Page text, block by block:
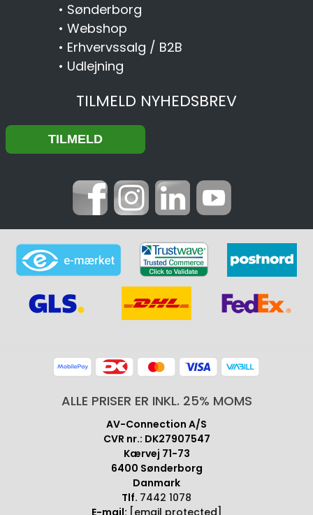
• Sønderborg
• Webshop
• Erhvervssalg / B2B
• Udlejning
TILMELD NYHEDSBREV
ALLE PRISER ER INKL. 25% MOMS
AV-Connection A/S
CVR nr.: DK27907547
Kærvej 71-73
6400 Sønderborg
Danmark
Tlf. 7442 1078
E-mail: [email protected]